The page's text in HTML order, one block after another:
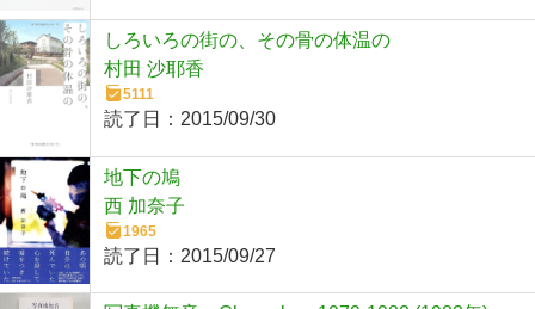
しろいろの街の、その骨の体温の
村田 沙耶香
5111
読了日： 2015/09/30
地下の鳩
西 加奈子
1965
読了日： 2015/09/27